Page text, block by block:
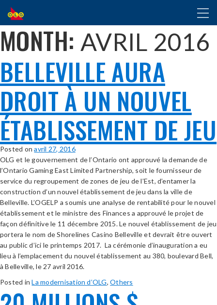
ALLER
AU
CONTENU
PRINCIPAL
MONTH: AVRIL 2016
BELLEVILLE AURA
DROIT À UN NOUVEL
ÉTABLISSEMENT DE JEU
Posted onavril 27, 2016
OLG et le gouvernement de l’Ontario ont approuvé la demande de
l’Ontario Gaming East Limited Partnership, soit le fournisseur de
service du regroupement de zones de jeu de l’Est, d’entamer la
construction d’un nouvel établissement de jeu dans la ville de
Belleville. L’OGELP a soumis une analyse de rentabilité pour le nouvel
établissement et le ministre des Finances a approuvé le projet de
façon définitive le 11 décembre 2015. Le nouvel établissement de jeu
portera le nom de Shorelines Casino Belleville et devrait être ouvert
au public d’ici le printemps 2017. La cérémonie d’inauguration a eu
lieu à l’emplacement du nouvel établissement au 380, boulevard Bell,
à Belleville, le 27 avril 2016.
Posted inLa modernisation d’OLG,Others